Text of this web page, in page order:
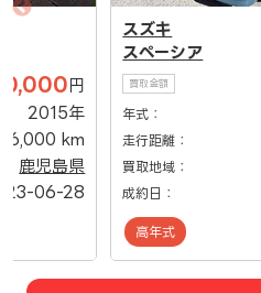
円
2015年
km
鹿児島県
06-28
スズキ
スペーシア
買取金額
年式：
走行距離：
買取地域：
成約日：
高年式